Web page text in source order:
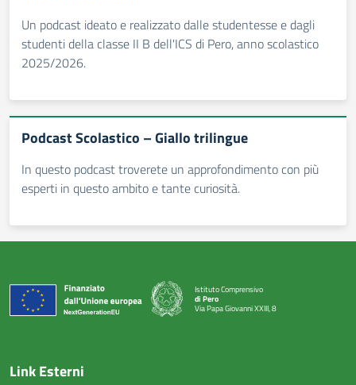
Un podcast ideato e realizzato dalle studentesse e dagli
studenti della classe II B dell'ICS di Pero, anno scolastico
2025/2026.
Podcast Scolastico – Giallo trilingue
In questo podcast troverete un approfondimento con più
esperti in questo ambito e tante curiosità.
Istituto Comprensivo
di Pero
Via Papa Giovanni XXIII, 8
— Visita la pagina iniziale della scuola
Link Esterni